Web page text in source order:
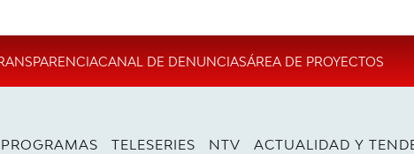
CANAL DE DENUNCIASÁREA DE PROYECTOS
PROGRAMAS TELESERIES NTV ACTUALIDAD Y